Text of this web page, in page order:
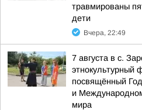
травмированы
дети
Вчера, 22:49
7 августа в с.
этнокультурный
посвящённый
и
мира